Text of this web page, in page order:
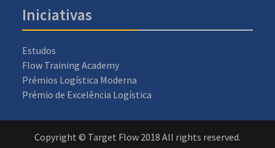
Iniciativas
Estudos
Flow Training Academy
Prémios Logística Moderna
Prémio de Excelência Logística
Copyright © Target Flow 2018 All rights reserved.